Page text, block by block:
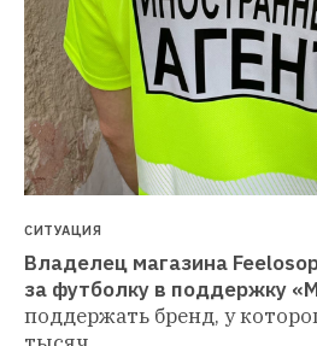
СИТУАЦИЯ
Владелец магазина
за футболку в поддержку
поддержать бренд, у